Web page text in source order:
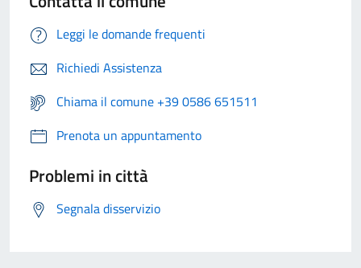
Leggi le domande frequenti
Richiedi Assistenza
Chiama il comune +39 0586 651511
Prenota un appuntamento
Problemi in città
Segnala disservizio